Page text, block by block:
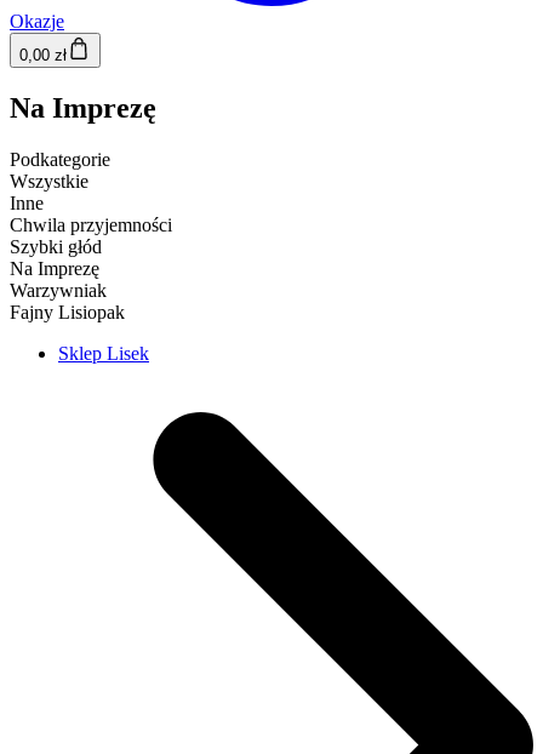
Okazje
0,00 zł
Na Imprezę
Podkategorie
Wszystkie
Inne
Chwila przyjemności
Szybki głód
Na Imprezę
Warzywniak
Fajny Lisiopak
Sklep Lisek